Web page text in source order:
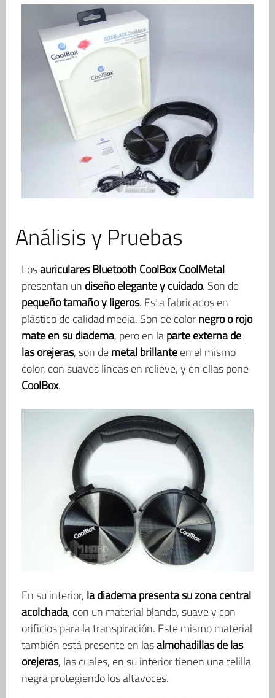
Análisis y Pruebas
Losauriculares Bluetooth CoolBox CoolMetal
presentan un diseño elegante y cuidado. Son de
pequeño tamaño y ligeros. Esta fabricados en
plástico de calidad media. Son de colornegro o rojo
mate en su diadema, pero en laparte externa de
las orejeras, son demetal brillanteen el mismo
color, con suaves líneas en relieve, y en ellas pone
CoolBox.
En su interior, la diadema presenta su zona central
acolchada, con un material blando, suave y con
orificios para la transpiración. Este mismo material
también está presente en lasalmohadillas de las
orejeras, las cuales, en su interior tienen una telilla
negra protegiendo los altavoces.